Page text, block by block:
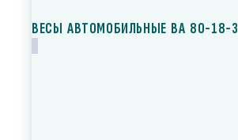
ВЕСЫ АВТОМОБИЛЬНЫЕ ВА 80-18-3